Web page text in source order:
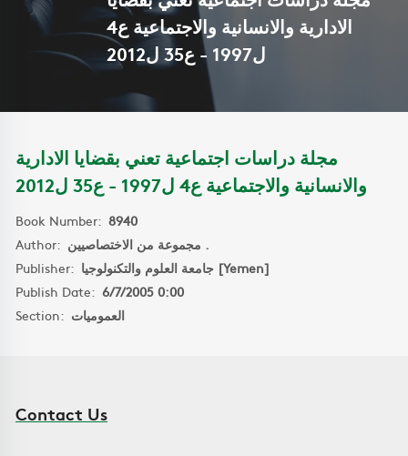
الادارية والانسانية والاجتماعية ع4
ل1997 - ع35 ل2012
مجلة دراسات اجتماعية تعني بقضايا الادارية
والانسانية والاجتماعية ع4 ل1997 - ع35 ل2012
Book Number: 8940
Author:
مجموعة من الاختصاصيين .
Publisher:
جامعة العلوم والتكنولوجيا [Yemen]
Publish Date: 6/7/2005 0:00
Section: العموميات
Contact Us